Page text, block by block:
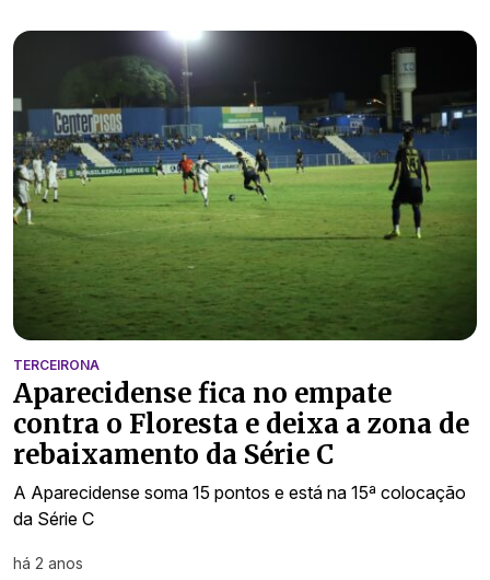
TERCEIRONA
Aparecidense fica no empate
contra o Floresta e deixa a zona de
rebaixamento da Série C
A Aparecidense soma 15 pontos e está na 15ª colocação
da Série C
há 2 anos